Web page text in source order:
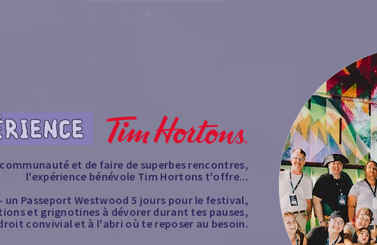
et de faire de superbes rencontres,
l'expérience bénévole Tim Hortons t'offre...
un Passeport Westwood 5 jours pour le festival,
et grignotines à dévorer durant tes pauses,
convivial et à l'abri où te reposer au besoin.